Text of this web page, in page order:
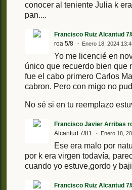
conocer al teniente Julia k
pan....
Francisco Ruiz Alcantud
roa 5/8
Enero 18, 2024
Yo me licencié en
único que recuerdo bien que
fue el cabo primero Carlos
cabron. Pero con migo no
No sé si en tu reemplazo
Francisco Javier Arribas
Alcantud 7/81
Enero 18,
Ese era malo por
por k era virgen todavía,
cuando yo estuve,gordo y
Francisco Ruiz Alcantud